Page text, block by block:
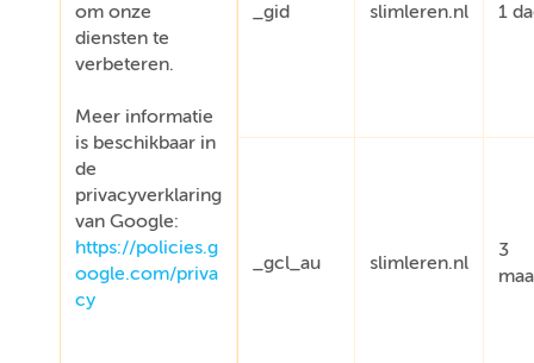
om onze
diensten te
verbeteren.
Meer informatie
is beschikbaar in
de
privacyverklaring
van Google:
https://policies.g
oogle.com/priva
cy
_gid slimleren.nl 1
_gcl_au slimleren.nl
3